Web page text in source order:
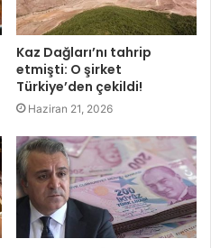
Kaz Dağları’nı tahrip
etmişti: O şirket
Türkiye’den çekildi!
Haziran 21, 2026